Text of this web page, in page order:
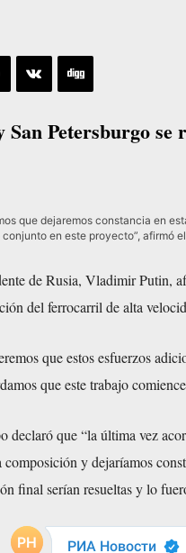
Petersburgo
que dejaremos constancia en
en este proyecto”, afirmó
de Rusia, Vladimir Putin,
del ferrocarril de alta
que estos esfuerzos
que este trabajo
declaró que “la última vez
composición y dejaríamos
final serían resueltas y lo